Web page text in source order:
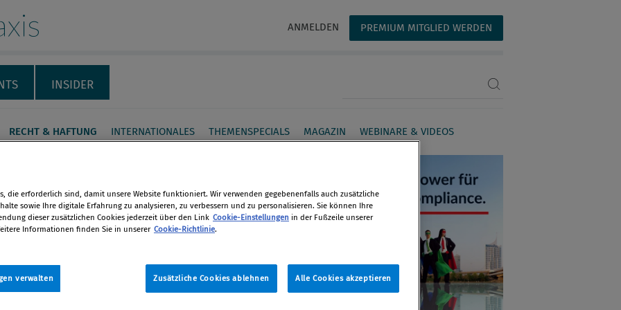
ANMELDEN PREMIUM MITGLIED WERDEN
INSIDER
RECHT & HAFTUNG INTERNATIONALES THEMENSPECIALS MAGAZIN WEBINARE & VIDEOS
Verhängung hoher
durch FMA
in jüngster Zeit durchgeführtes
Die vom
(BVwG)
die erforderlich sind, damit unsere Website funktioniert. Wir verwenden gegebenenfalls auch zusätzliche
sowie Ihre digitale Erfahrung zu analysieren, zu verbessern und zu personalisieren. Sie können Ihre
dieser zusätzlichen Cookies jederzeit über den Link Cookie-Einstellungen in der Fußzeile unserer
Informationen finden Sie in unserer Cookie-Richtlinie.
Zusätzliche Cookies ablehnen Alle Cookies akzeptieren
verwalten